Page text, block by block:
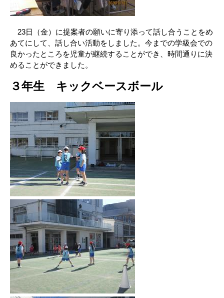
23日（金）に提案者の願いに寄り添って話し合うことをめ
あてにして、話し合い活動をしました。今までの学級会での
良かったところを児童が継続することができ、時間通りに決
めることができました。
３年生 キックベースボール